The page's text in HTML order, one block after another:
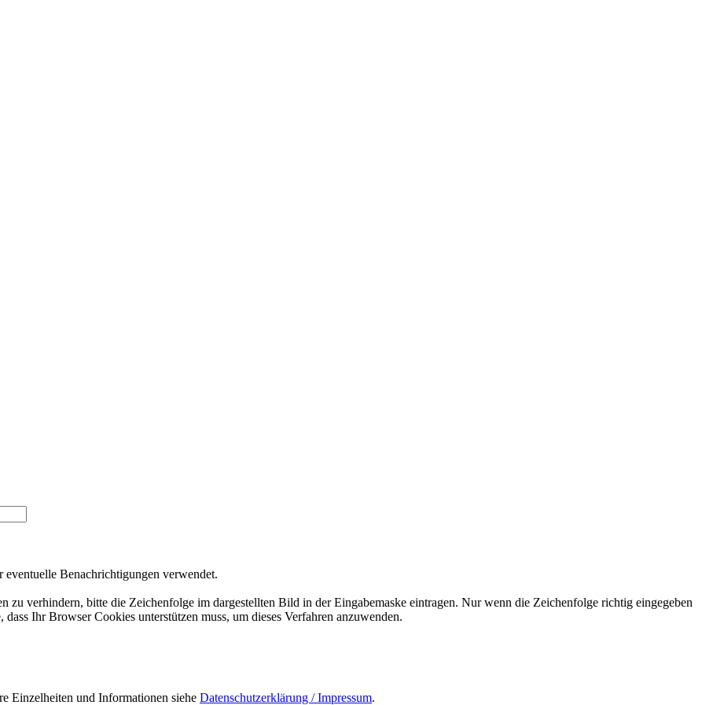
Benachrichtigungen verwendet.
zu verhindern, bitte die Zeichenfolge im dargestellten Bild in der Eingabemaske eintragen. Nur wenn die Zeichenfolge richtig eingegeben
Ihr Browser Cookies unterstützen muss, um dieses Verfahren anzuwenden.
Einzelheiten und Informationen siehe Datenschutzerklärung / Impressum.